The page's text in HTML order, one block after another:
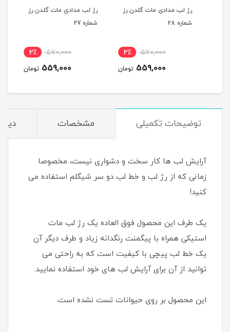
رژ لب مدادی مات گلدن رز
شماره 28
570,000 2٪
559,000 تومان
رژ لب مدادی مات گلدن رز
شماره 27
570,000 2٪
559,000 تومان
توضیحات تکمیلی مشخصات
آرایش لب ها کار سخت و دشواری نیست، مخصوصا
زمانی که از رژ لب و خط لب دو سر شیگلم استفاده می
کنید!
یک طرف این محصول فوق العاده یک رژ لب مات
استیکی همراه با پیگمنت رنگدانه زیاد و طرف دیگر آن
یک خط لب پیچی با کیفیت است که به راحتی می
توانید از آن برای آرایش لب های خود استفاده نمایید.
این محصول بر روی حیوانات تست نشده است.